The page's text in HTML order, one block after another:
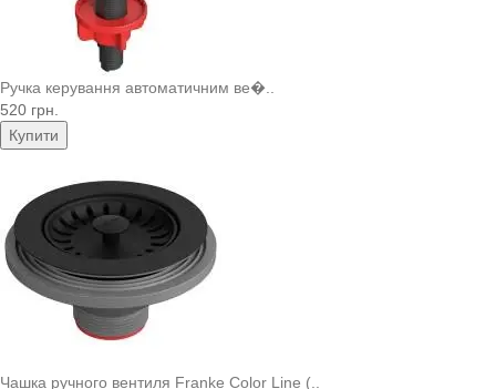
Ручка керування автоматичним ве�..
520 грн.
Купити
Чашка ручного вентиля Franke Color Line (..